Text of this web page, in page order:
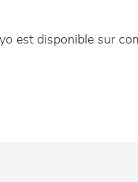
est disponible sur